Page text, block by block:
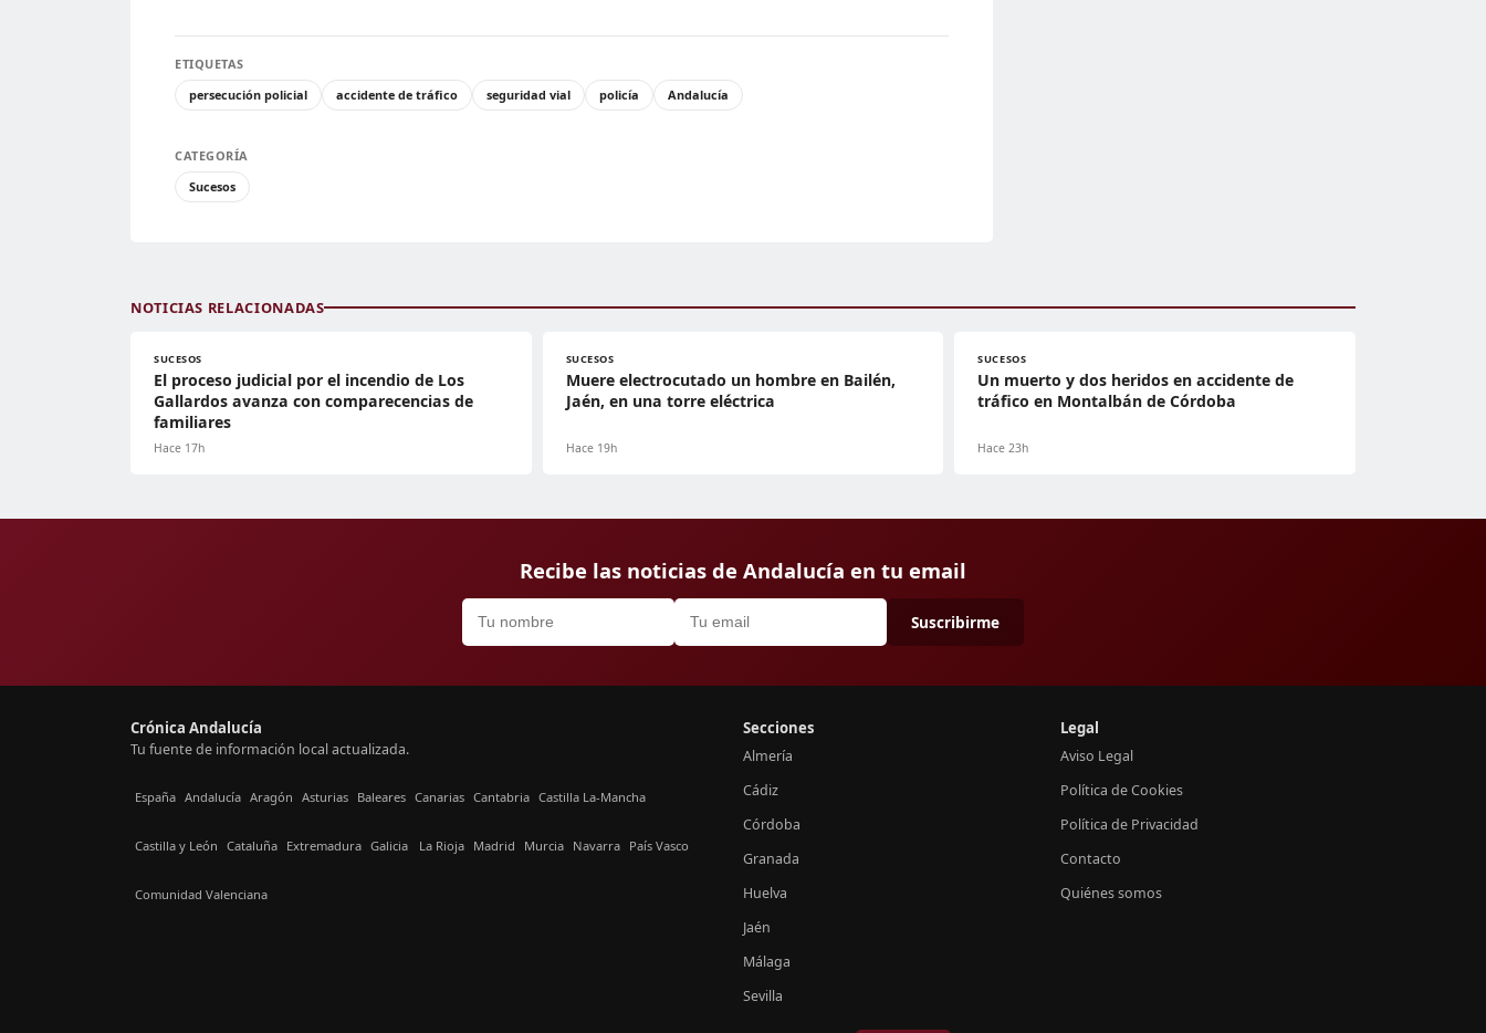
ETIQUETAS
persecución policial
accidente de tráfico seguridad vial policía Andalucía
CATEGORÍA
Sucesos
NOTICIAS RELACIONADAS
SUCESOS
El proceso judicial por el incendio de Los
Gallardos avanza con comparecencias de
familiares
Hace 17h
SUCESOS
Muere electrocutado un hombre en Bailén,
Jaén, en una torre eléctrica
Hace 19h
SUCESOS
Un muerto y dos heridos en accidente de
tráfico en Montalbán de Córdoba
Hace 23h
Recibe las noticias de Andalucía en tu email
Suscribirme
Crónica Andalucía
Tu fuente de información local actualizada.
España Andalucía Aragón Asturias Baleares Canarias Cantabria Castilla La-Mancha
Castilla y León Cataluña Extremadura Galicia La Rioja Madrid Murcia Navarra País Vasco
Comunidad Valenciana
Secciones
Almería
Cádiz
Córdoba
Granada
Huelva
Jaén
Málaga
Sevilla
Legal
Aviso Legal
Política de Cookies
Política de Privacidad
Contacto
Quiénes somos